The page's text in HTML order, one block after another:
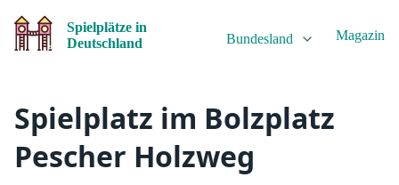
Spielplätze in
Deutschland
Bundesland Magazin
Spielplatz im Bolzplatz
Pescher Holzweg